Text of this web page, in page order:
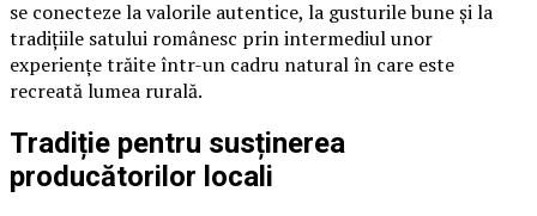
se conecteze la valorile autentice, la gusturile bune și la
tradițiile satului românesc prin intermediul unor
experiențe trăite într-un cadru natural în care este
recreată lumea rurală.
Tradiție pentru susținerea
producătorilor locali